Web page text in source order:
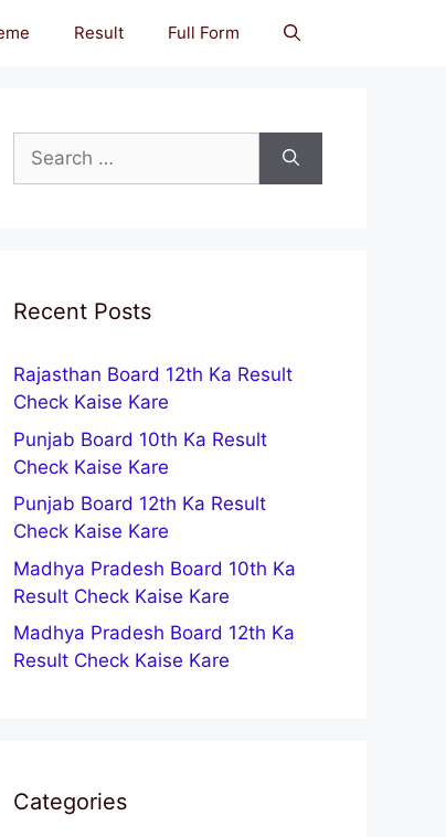
Result Full Form
Search
for:
Recent Posts
Rajasthan Board 12th Ka Result
Check Kaise Kare
Punjab Board 10th Ka Result
Check Kaise Kare
Punjab Board 12th Ka Result
Check Kaise Kare
Madhya Pradesh Board 10th Ka
Result Check Kaise Kare
Madhya Pradesh Board 12th Ka
Result Check Kaise Kare
Categories